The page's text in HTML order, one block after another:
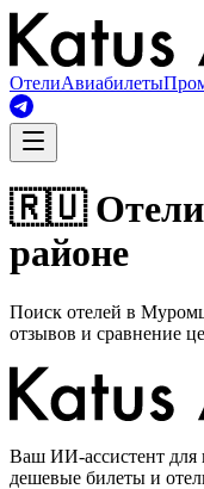
ОтелиАвиабилеты
🇷🇺 Отели
районе
Поиск отелей в
отзывов и сравнение
Ваш ИИ-ассистент для
дешевые билеты и